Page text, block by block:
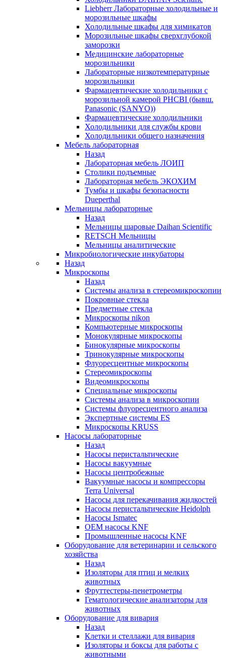
Liebherr Лабораторные холодильные и
морозильные шкафы
Холодильные шкафы для химикатов
Морозильные шкафы сверхглубокой
заморозки
Медицинские лабораторные
морозильники
Лабораторные низкотемпературные
морозильники
Фармацевтические холодильники с
морозильной камерой PHCBI (бывш.
Panasonic (SANYO))
Фармацевтические холодильники
Холодильники для службы крови
Холодильники общего назначения
Мебель лабораторная
Назад
Лабораторная мебель ЛОИП
Столики подъемные
Лабораторная мебель ЭКОХИМ
Тумбы и шкафы безопасности
Dueperthal
Мельницы лабораторные
Назад
Мельницы шаровые Daihan Scientific
RETSCH Мельницы
Мельницы аналитические
Микробиологические инкубаторы
Назад
Микроскопы
Назад
Системы анализа в стереомикроскопии
Покровные стекла
Предметные стекла
Микроскопы nikon
Компьютерные микроскопы
Монокулярные микроскопы
Бинокулярные микроскопы
Тринокулярные микроскопы
Флуоресцентные микроскопы
Стереомикроскопы
Видеомикроскопы
Специальные микроскопы
Системы анализа в микроскопии
Системы флуоресцентного анализа
Экспертные системы ES
Микроскопы KRUSS
Насосы лабораторные
Назад
Насосы перистальтические
Насосы вакуумные
Насосы центробежные
Вакуумные насосы и компрессоры
Terra Universal
Насосы для перекачивания жидкостей
Насосы перистальтические Heidolph
Насосы Ismatec
OEM насосы KNF
Промышленные насосы KNF
Оборудование для ветеринарии и сельского
хозяйства
Назад
Изоляторы для птиц и мелких
животных
Фруттестеры-пенетрометры
Гематологические анализаторы для
животных
Оборудование для вивария
Назад
Клетки и стеллажи для вивария
Изоляторы и боксы для работы с
животными